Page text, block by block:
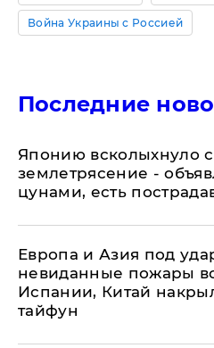
Война Украины с Россией
Последние
Японию всколыхнуло
землетрясение -
цунами, есть
Европа и Азия под
невиданные пожары
Испании, Китай
тайфун